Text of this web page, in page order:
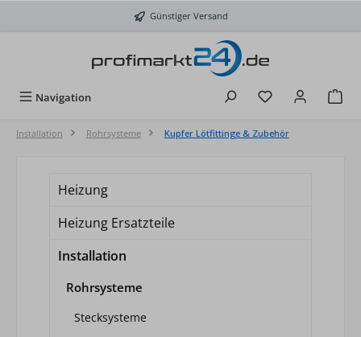
Günstiger Versand
Navigation Du hast 0
Installation Rohrsysteme Kupfer Lötfittinge & Zubehör
Heizung
Heizung Ersatzteile
Installation
Rohrsysteme
Stecksysteme